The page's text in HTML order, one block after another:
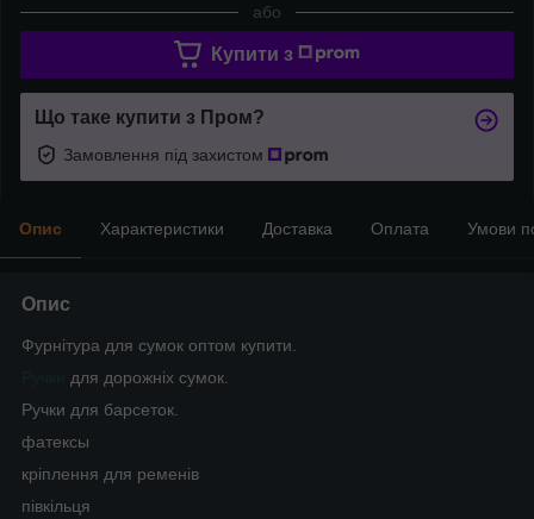
або
Купити з
Що таке купити з Пром?
Замовлення під захистом
Опис Характеристики Доставка Оплата Умови
Опис
Фурнітура для сумок оптом купити.
для дорожніх сумок.
Ручки для барсеток.
фатексы
кріплення для ременів
півкільця